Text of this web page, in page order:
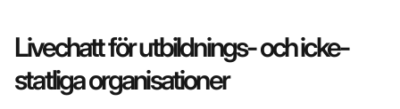
Livechatt för utbildnings- och icke-
statliga organisationer